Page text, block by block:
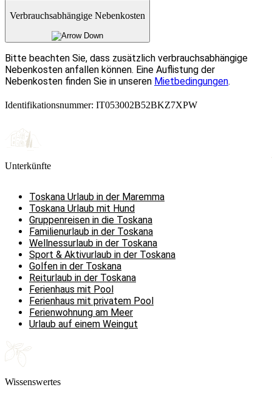
Verbrauchsabhängige Nebenkosten
Bitte beachten Sie, dass zusätzlich verbrauchsabhängige
Nebenkosten anfallen können. Eine Auflistung der
Nebenkosten finden Sie in unseren Mietbedingungen.
Identifikationsnummer: IT053002B52BKZ7XPW
Unterkünfte
Toskana Urlaub in der Maremma
Toskana Urlaub mit Hund
Gruppenreisen in die Toskana
Familienurlaub in der Toskana
Wellnessurlaub in der Toskana
Sport & Aktivurlaub in der Toskana
Golfen in der Toskana
Reiturlaub in der Toskana
Ferienhaus mit Pool
Ferienhaus mit privatem Pool
Ferienwohnung am Meer
Urlaub auf einem Weingut
Wissenswertes